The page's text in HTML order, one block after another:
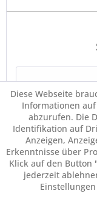
Diese Webseite
Informationen
abzurufen. Die
Identifikation auf
Anzeigen,
Erkenntnisse über
Klick auf den Button
jederzeit